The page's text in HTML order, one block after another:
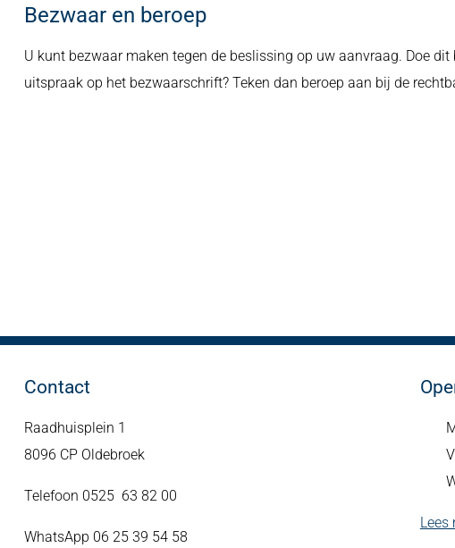
Bezwaar en beroep
U kunt bezwaar maken tegen de beslissing op uw aanvraag. Doe
uitspraak op het bezwaarschrift? Teken dan beroep aan bij de
Contact
Raadhuisplein 1
8096 CP Oldebroek
Telefoon 0525 63 82 00
WhatsApp 06 25 39 54 58
Lees